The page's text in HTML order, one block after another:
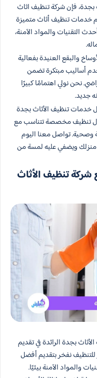
فإن شركة تنظيف اثاث
خدمات تنظيف أثاث متميزة
التقنيات والمواد الآمنة،
والبقع العنيدة بفعالية
أساليب مبتكرة تضمن
نحن نولي اهتمامًا كبيرًا
جديد.
خدمات تنظيف الأثاث بجدة
تنظيف مخصصة تتناسب مع
وصحية. تواصل معنا اليوم
ويضفي عليه لمسة من
تنظيف الأثاث
بجدة الرائدة في تقديم
نفخر بتقديم أفضل
والمواد الآمنة بيئيًا.